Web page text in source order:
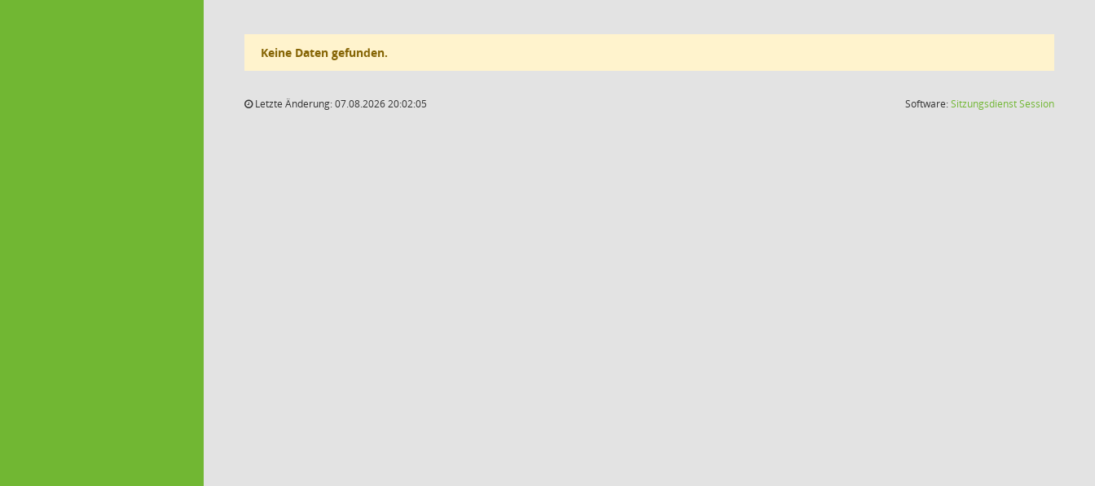
Keine Daten gefunden.
Letzte Änderung: 07.08.2026 20:02:05 Software:SitzungsdienstSession(Wird in